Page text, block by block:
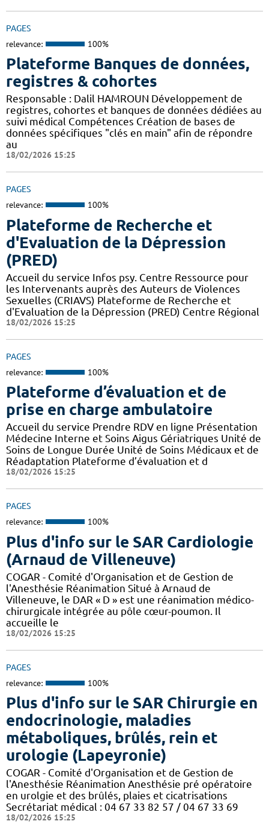
PAGES
relevance: 100%
Plateforme Banques de données,
registres & cohortes
Responsable : Dalil HAMROUN Développement de
registres, cohortes et banques de données dédiées au
suivi médical Compétences Création de bases de
données spécifiques "clés en main" afin de répondre
au
18/02/2026 15:25
PAGES
relevance: 100%
Plateforme de Recherche et
d'Evaluation de la Dépression
(PRED)
Accueil du service Infos psy. Centre Ressource pour
les Intervenants auprès des Auteurs de Violences
Sexuelles (CRIAVS) Plateforme de Recherche et
d'Evaluation de la Dépression (PRED) Centre Régional
18/02/2026 15:25
PAGES
relevance: 100%
Plateforme d’évaluation et de
prise en charge ambulatoire
Accueil du service Prendre RDV en ligne Présentation
Médecine Interne et Soins Aigus Gériatriques Unité de
Soins de Longue Durée Unité de Soins Médicaux et de
Réadaptation Plateforme d’évaluation et d
18/02/2026 15:25
PAGES
relevance: 100%
Plus d'info sur le SAR Cardiologie
(Arnaud de Villeneuve)
COGAR - Comité d'Organisation et de Gestion de
l'Anesthésie Réanimation Situé à Arnaud de
Villeneuve, le DAR « D » est une réanimation médico-
chirurgicale intégrée au pôle cœur-poumon. Il
accueille le
18/02/2026 15:25
PAGES
relevance: 100%
Plus d'info sur le SAR Chirurgie en
endocrinologie, maladies
métaboliques, brûlés, rein et
urologie (Lapeyronie)
COGAR - Comité d'Organisation et de Gestion de
l'Anesthésie Réanimation Anesthésie pré opératoire
en urolgie et des brûlés, plaies et cicatrisations
Secrétariat médical : 04 67 33 82 57 / 04 67 33 69
18/02/2026 15:25